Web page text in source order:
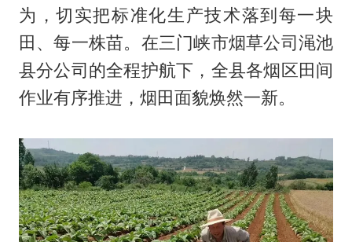
为，切实把标准化生产技术落到每一块
田、每一株苗。在三门峡市烟草公司渑池
县分公司的全程护航下，全县各烟区田间
作业有序推进，烟田面貌焕然一新。